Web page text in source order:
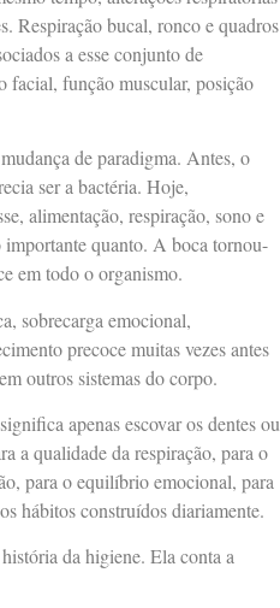
Respiração bucal, ronco e quadros
a esse conjunto de
facial, função muscular, posição
de paradigma. Antes, o
ser a bactéria. Hoje,
alimentação, respiração, sono e
quanto. A boca tornou-
em todo o organismo.
sobrecarga emocional,
precoce muitas vezes antes
outros sistemas do corpo.
apenas escovar os dentes ou
a qualidade da respiração, para o
para o equilíbrio emocional, para
hábitos construídos diariamente.
da higiene. Ela conta a